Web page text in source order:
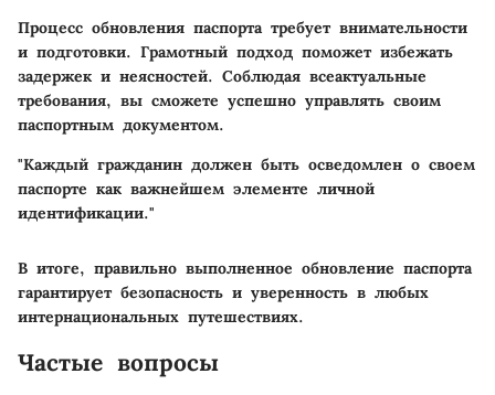
Процесс обновления паспорта требует внимательности
и подготовки. Грамотный подход поможет избежать
задержек и неясностей. Соблюдая всеактуальные
требования, вы сможете успешно управлять своим
паспортным документом.
"Каждый гражданин должен быть осведомлен о своем
паспорте как важнейшем элементе личной
идентификации."
В итоге, правильно выполненное обновление паспорта
гарантирует безопасность и уверенность в любых
интернациональных путешествиях.
Частые вопросы